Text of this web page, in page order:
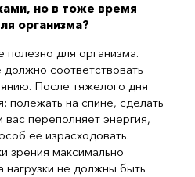
но в тоже время
организма?
полезно для организма.
соответствовать
После тяжелого дня
полежать на спине, сделать
вас переполняет энергия,
её израсходовать.
зрения максимально
нагрузки не должны быть